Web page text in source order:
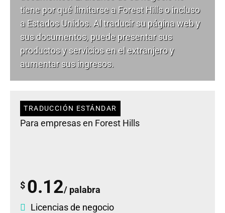
tiene por qué limitarse a Forest Hills o incluso
a Estados Unidos. Al traducir su página web y
sus documentos, puede presentar sus
productos y servicios en el extranjero y
aumentar sus ingresos.
TRADUCCIÓN ESTÁNDAR
Para empresas en Forest Hills
$ 0.12/ palabra
Licencias de negocio